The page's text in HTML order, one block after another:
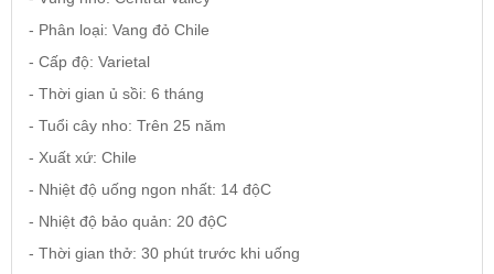
- Phân loại: Vang đỏ Chile
- Cấp độ: Varietal
- Thời gian ủ sồi: 6 tháng
- Tuổi cây nho: Trên 25 năm
- Xuất xứ: Chile
- Nhiệt độ uống ngon nhất: 14 độC
- Nhiệt độ bảo quản: 20 độC
- Thời gian thở: 30 phút trước khi uống